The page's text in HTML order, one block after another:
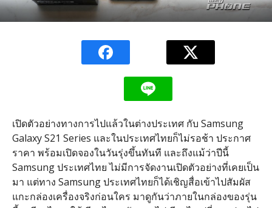
เปิดตัวอย่างทางการไปแล้วในต่างประเทศ กับ Samsung
Galaxy S21 Series และในประเทศไทยก็ไม่รอช้า ประกาศ
ราคา พร้อมเปิดจองในวันรุ่งขึ้นทันที และถึงแม้ว่าปีนี้
Samsung ประเทศไทย ไม่มีการจัดงานเปิดตัวอย่างที่เคยเป็น
มา แต่ทาง Samsung ประเทศไทยก็ได้เชิญสื่อเข้าไปสัมผัส
แกะกล่องเครื่องจริงก่อนใคร มาดูกันว่าภายในกล่องของรุ่น